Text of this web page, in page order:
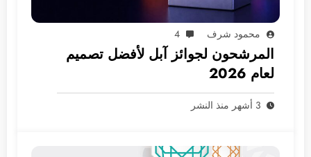
محمود شرف 4
المرشحون لجوائز آبل لأفضل تصميم
لعام 2026
3 أشهر منذ النشر